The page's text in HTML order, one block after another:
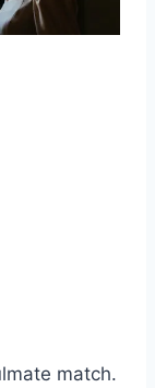
match.